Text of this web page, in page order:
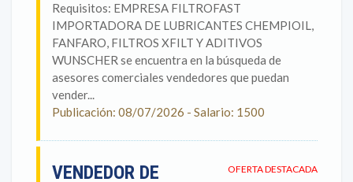
Requisitos: EMPRESA FILTROFAST
IMPORTADORA DE LUBRICANTES CHEMPIOIL,
FANFARO, FILTROS XFILT Y ADITIVOS
WUNSCHER se encuentra en la búsqueda de
asesores comerciales vendedores que puedan
vender...
Publicación: 08/07/2026 - Salario: 1500
OFERTA DESTACADA
VENDEDOR DE